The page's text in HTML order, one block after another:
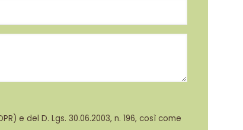
e del D. Lgs. 30.06.2003, n. 196, così come